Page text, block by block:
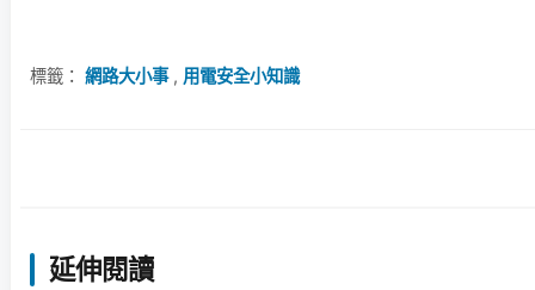
標籤： 網路大小事, 用電安全小知識
延伸閱讀